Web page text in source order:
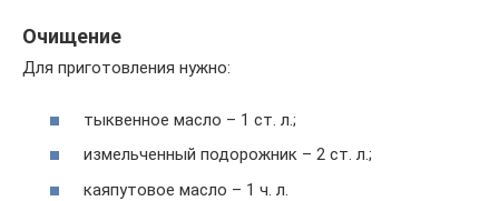
Очищение
Для приготовления нужно:
тыквенное масло – 1 ст. л.;
измельченный подорожник – 2 ст. л.;
каяпутовое масло – 1 ч. л.